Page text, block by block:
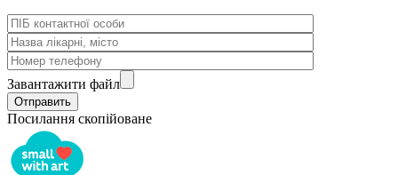
Завантажити файл
Посилання скопійоване